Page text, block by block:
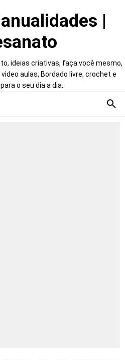
|
ideias criativas, faça você mesmo,
aulas, Bordado livre, crochet e
o seu dia a dia.